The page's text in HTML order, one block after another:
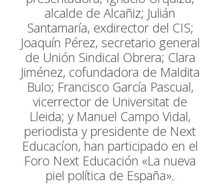
alcalde de Alcañiz; Julián
Santamaría, exdirector del CIS;
Joaquín Pérez, secretario general
de Unión Sindical Obrera; Clara
Jiménez, cofundadora de Maldita
Bulo; Francisco García Pascual,
vicerrector de Universitat de
Lleida; y Manuel Campo Vidal,
periodista y presidente de Next
Educacíon, han participado en el
Foro Next Educación «La nueva
piel política de España».